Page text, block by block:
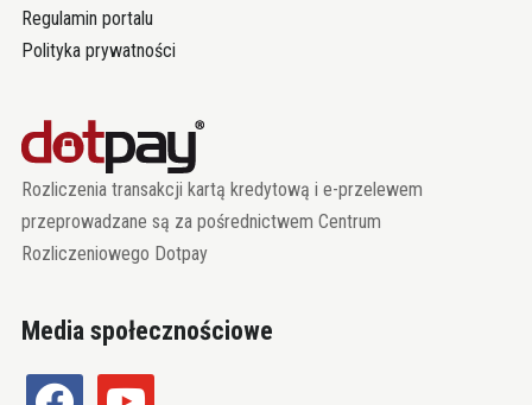
Regulamin portalu
Polityka prywatności
Rozliczenia transakcji kartą kredytową i e-przelewem
przeprowadzane są za pośrednictwem Centrum
Rozliczeniowego Dotpay
Media społecznościowe
facebook youtube